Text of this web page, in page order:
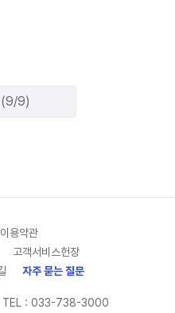
(9/9)
용약관
고객서비스헌장
자주 묻는 질문
TEL : 033-738-3000